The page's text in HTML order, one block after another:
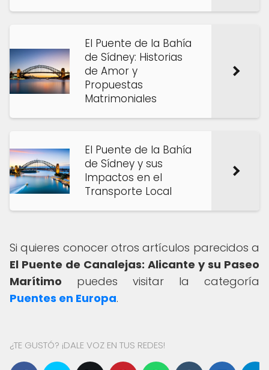
El Puente de la Bahía
de Sídney: Historias
de Amor y
Propuestas
Matrimoniales
El Puente de la Bahía
de Sídney y sus
Impactos en el
Transporte Local
Si quieres conocer otros artículos parecidos a
El Puente de Canalejas: Alicante y su Paseo
Marítimo puedes visitar la categoría
Puentes en Europa.
¿TE GUSTÓ? ¡DALE VOZ EN TUS REDES!